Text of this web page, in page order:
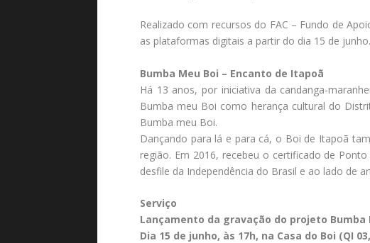
Realizado com recursos do FAC – Fundo de
as plataformas digitais a partir do dia 15 de junho.
Bumba Meu Boi – Encanto de Itapoã
Há 13 anos, por iniciativa da candanga-
Bumba meu Boi como herança cultural do
Bumba meu Boi.
Dançando para lá e para cá, o Boi de Itapoã
região. Em 2016, recebeu o certificado de
desfile da Independência do Brasil e ao lado de
Serviço
Lançamento da gravação do projeto Bumba
Dia 15 de junho, às 17h, na Casa do Boi (QI